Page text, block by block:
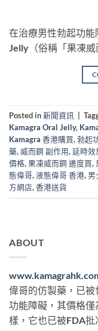
在治療男性勃起功
Jelly（俗稱「果凍
Posted in新聞資訊
Kamagra Oral Jelly,
Kamagra 香港購買,勃起
藥, 威而鋼 副作用,延時效
價格,果凍威而鋼 邊度買,
態偉哥,液態偉哥 香港, 男
方網店,香港送貨
ABOUT
偉哥的仿製藥，已
功能障礙，其價格
樣，它也已被FDA批